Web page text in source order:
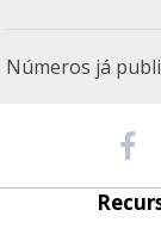
Números já